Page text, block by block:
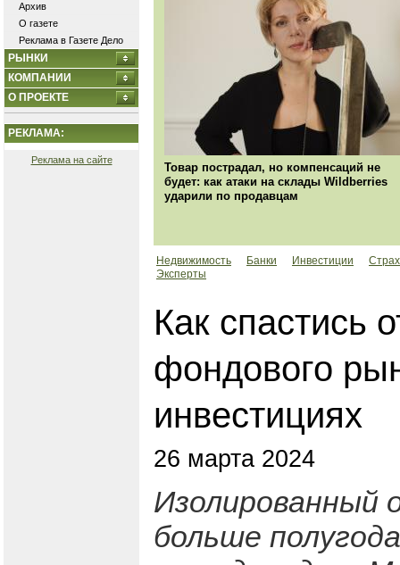
Архив
О газете
Реклама в Газете Дело
РЫНКИ
КОМПАНИИ
О ПРОЕКТЕ
РЕКЛАМА:
Реклама на сайте
Товар пострадал, но компенсаций не
будет: как атаки на склады Wildberries
ударили по продавцам
Недвижимость Банки Инвестиции
Эксперты
Как спастись
фондового
инвестициях
26 марта 2024
Изолированный
больше